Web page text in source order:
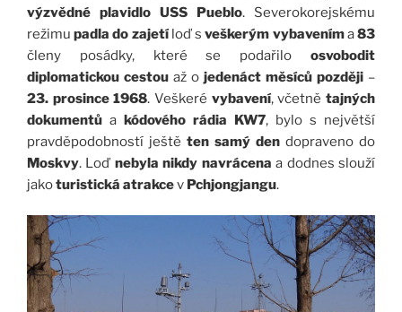
výzvědné plavidlo USS Pueblo. Severokorejskému
režimupadla do zajetíloď sveškerým vybaveníma83
členy posádky, které se podařilo osvobodit
diplomatickou cestou až o jedenáct měsíců později –
23. prosince 1968. Veškeré vybavení, včetnětajných
dokumentů a kódového rádia KW7, bylo s největší
pravděpodobností ještě ten samý den dopraveno do
Moskvy. Loď nebyla nikdy navrácena a dodnes slouží
jakoturistická atrakcev Pchjongjangu.